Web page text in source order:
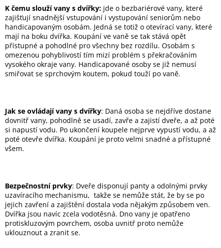
l
á
d
a
c
í
p
r
v
v
ý
p
i
K čemu slouží vany s dvířky: jde o bezbariérové vany, které
zajišťují snadnější vstupování i vystupování seniorům nebo
handicapovaným osobám. Jedná se totiž o otevírací vany, které
mají na boku dvířka. Koupání ve vaně se tak stává opět
přístupné a pohodlné pro všechny bez rozdílu. Osobám s
omezenou pohyblivostí tím mizí problém s překračováním
vysokého okraje vany. Handicapované osoby se již nemusí
smiřovat se sprchovým koutem, pokud touží po vaně.
Jak se ovládají vany s dvířky: Daná osoba se nejdříve dostane
dovnitř vany, pohodlně se usadí, zavře a zajistí dveře, a až poté
si napustí vodu. Po ukončení koupele nejprve vypustí vodu, a až
poté otevře dvířka. Koupání je proto velmi snadné a přístupné
všem.
Bezpečnostní prvky: Dveře disponují panty a odolnými prvky
uzavíracího mechanismu, takže se nemůže stát, že by se po
jejich zavření a zajištění dostala voda nějakým způsobem ven.
Dvířka jsou navíc zcela vodotěsná. Dno vany je opatřeno
protiskluzovým povrchem, osoba uvnitř proto nemůže
uklouznout a zranit se.